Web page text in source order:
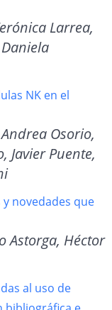
Larrea,
NK en el
Osorio,
Javier Puente,
novedades que
Astorga, Héctor
al uso de